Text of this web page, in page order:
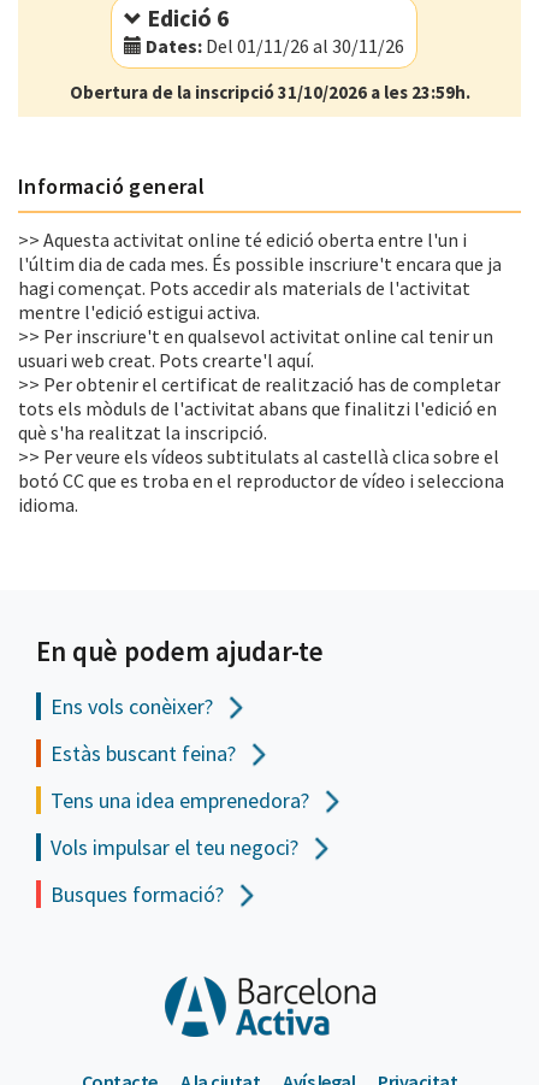
Edició 6
Dates:Del 01/11/26 al 30/11/26
Modalitat:Online
Idioma:Català
Obertura de la inscripció 31/10/2026 a les 23:59h.
Informació general
>> Aquesta activitat online té edició oberta entre l'un i
l'últim dia de cada mes. És possible inscriure't encara que ja
hagi començat. Pots accedir als materials de l'activitat
mentre l'edició estigui activa.
>> Per inscriure't en qualsevol activitat online cal tenir un
usuari web creat. Pots crearte'l aquí.
>> Per obtenir el certificat de realització has de completar
tots els mòduls de l'activitat abans que finalitzi l'edició en
què s'ha realitzat la inscripció.
>> Per veure els vídeos subtitulats al castellà clica sobre el
botó CC que es troba en el reproductor de vídeo i selecciona
idioma.
En què podem ajudar-te
Ens vols conèixer?
Estàs buscant feina?
Tens una idea emprenedora?
Vols impulsar el teu negoci?
Busques formació?